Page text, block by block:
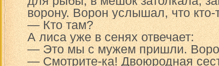
ворону. Ворон услышал, что кто-
— Кто там?
А лиса уже в сенях отвечает:
— Это мы с мужем пришли.
— Смотрите-ка! Двоюродная